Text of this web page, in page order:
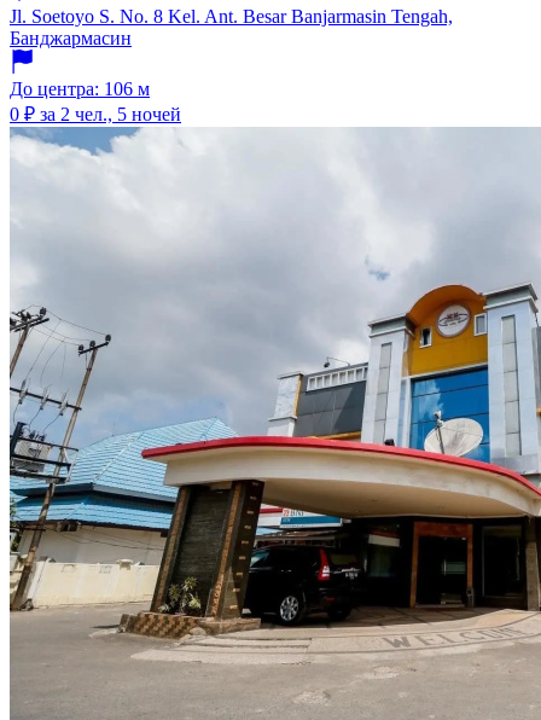
Jl. Soetoyo S. No. 8 Kel. Ant. Besar Banjarmasin Tengah,
Банджармасин
До центра: 106 м
0 ₽ за 2 чел., 5 ночей